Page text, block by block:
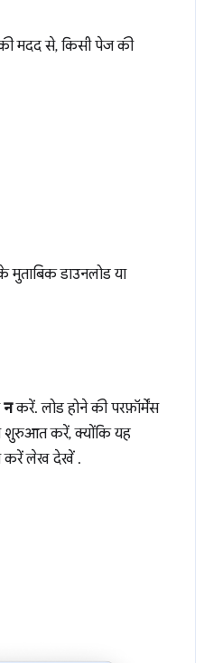
मदद से, किसी पेज की
डाउनलोड या
नकरें. लोड होने की परफ़ॉर्मेंस
शुरुआत करें, क्योंकि यह
करें लेख देखें .